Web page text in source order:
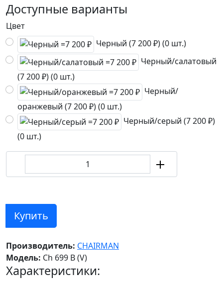
Доступные варианты
Цвет
Черный (7 200 ₽) (0 шт.)
Черный/салатовый
(7 200 ₽) (0 шт.)
Черный/
оранжевый (7 200 ₽) (0 шт.)
Черный/серый (7 200 ₽)
(0 шт.)
Купить
Производитель: CHAIRMAN
Модель: Ch 699 В (V)
Характеристики: